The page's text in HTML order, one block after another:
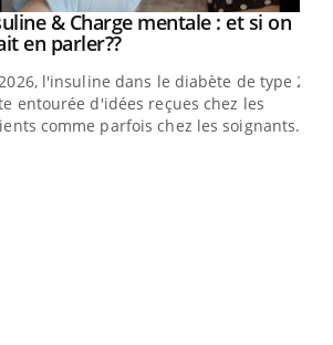
& Charge mentale : et si on
en parler??Youtube
l'insuline dans le diabète de type 2
entourée d'idées reçues chez les
comme parfois chez les soignants.